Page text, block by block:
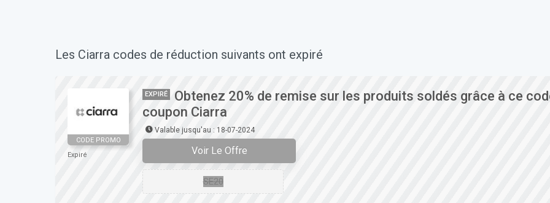
Les Ciarra codes de réduction suivants ont expiré
CODE PROMO
Expiré
EXPIRÉ
Obtenez 20% de remise sur les produits soldés grâce à ce
coupon Ciarra
Valable jusqu'au : 18-07-2024
Voir Le Offre
SE20